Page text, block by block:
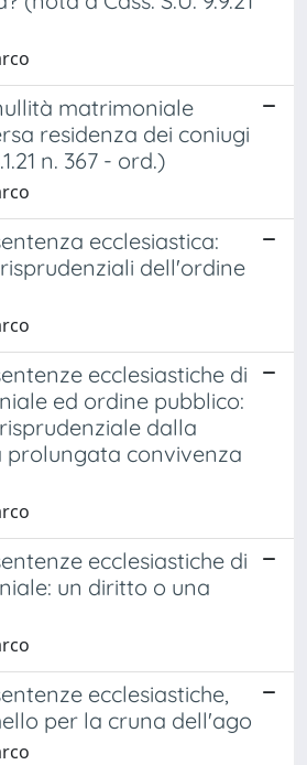
matrimoniale
residenza dei coniugi
n. 367 - ord.)
ecclesiastica:
dell'ordine
ecclesiastiche di
ed ordine pubblico:
dalla
prolungata convivenza
ecclesiastiche di
un diritto o una
ecclesiastiche,
per la cruna dell'ago